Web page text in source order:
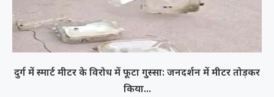
दुर्ग में स्मार्ट मीटर के विरोध में फूटा गुस्सा: जनदर्शन में मीटर तोड़कर
किया...